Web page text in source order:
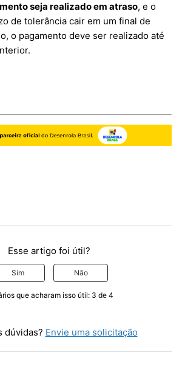
seja realizado em atraso, e o
de tolerância cair em um final de
o pagamento deve ser realizado até
Esse artigo foi útil?
Sim Não
que acharam isso útil: 3 de 4
dúvidas? Envie uma solicitação